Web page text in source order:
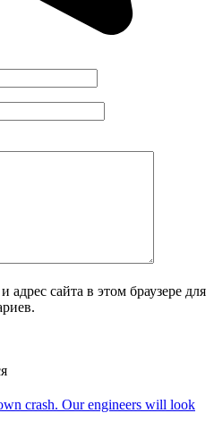
сайта в этом браузере для
crash. Our engineers will look